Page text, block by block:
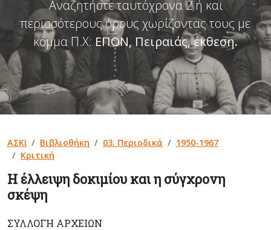
Αναζητήστε ταυτόχρονα 2 ή και
περισσότερους όρους χωρίζοντας τους με
κόμμα Π.Χ: ΕΠΟΝ, Πειραιάς, έκθεση.
ΑΣΚΙ Βιβλιοθήκη 03. Περιοδικά
1950-1967
Κριτική
Η έλλειψη δοκιμίου και η σύγχρονη
σκέψη
ΣΥΛΛΟΓΉ ΑΡΧΕΊΩΝ